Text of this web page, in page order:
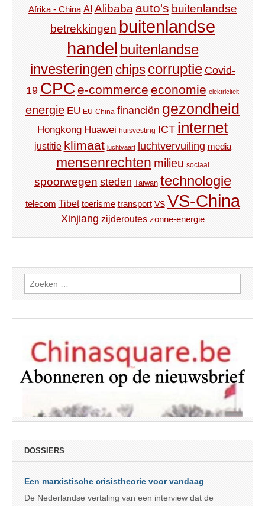
Afrika - China AI Alibaba auto's buitenlandse
betrekkingen buitenlandse
handel buitenlandse
investeringen chips corruptie Covid-
19 CPC e-commerce economie elektriciteit
energie EU EU-China financiën gezondheid
Hongkong Huawei huisvesting ICT internet
justitie klimaat luchtvaart luchtvervuiling media
mensenrechten milieu sociaal
spoorwegen steden Taiwan technologie
telecom Tibet toerisme transport VS VS-China
Xinjiang zijderoutes zonne-energie
Zoeken
naar:
DOSSIERS
Een marxistische crisistheorie voor vandaag
De Nederlandse vertaling van een interview dat de